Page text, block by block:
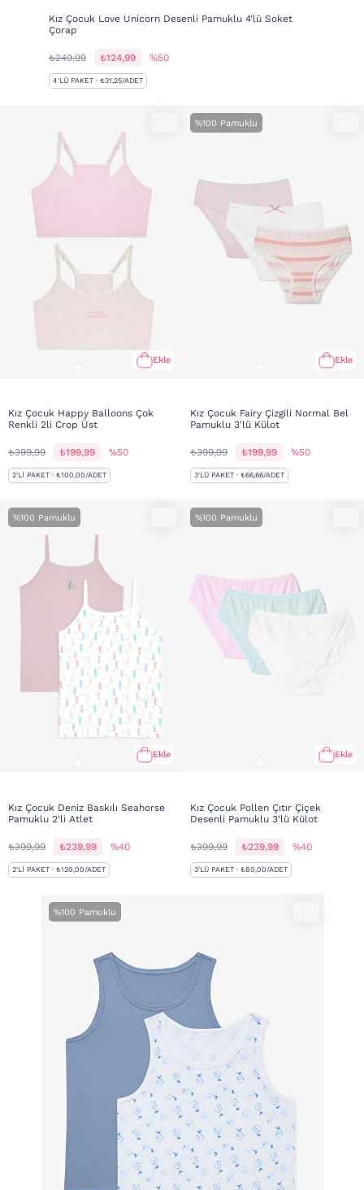
Kız Çocuk Love Unicorn Desenli Pamuklu 4'lü Soket
Çorap
₺249,99 ₺124,99 %50
4'LÜ PAKET · ₺31,25/ADET
Ekle
Kız Çocuk Happy Balloons Çok
Renkli 2li Crop Üst
₺399,99 ₺199,99 %50
2'LI PAKET · ₺100,00/ADET
%100 Pamuklu
Ekle
Kız Çocuk Fairy Çizgili Normal Bel
Pamuklu 3'lü Külot
₺399,99 ₺199,99 %50
3'LÜ PAKET · ₺66,66/ADET
%100 Pamuklu
Ekle
Kız Çocuk Deniz Baskılı Seahorse
Pamuklu 2'li Atlet
₺399,99 ₺239,99 %40
2'LI PAKET · ₺120,00/ADET
%100 Pamuklu
Ekle
Kız Çocuk Pollen Çıtır Çiçek
Desenli Pamuklu 3'lü Külot
₺399,99 ₺239,99 %40
3'LÜ PAKET · ₺80,00/ADET
%100 Pamuklu